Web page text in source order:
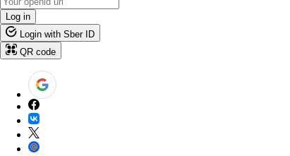
Log in
Login with Sber ID
QR code